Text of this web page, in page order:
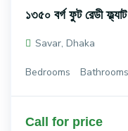
১৩৫০ বর্গ ফুট রেডী
Savar, Dhaka
Bedrooms Bathrooms
Call for price